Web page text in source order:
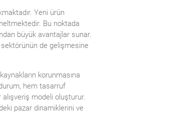
Yeni ürün
Bu noktada
büyük avantajlar sunar.
de gelişmesine
korunmasına
hem tasarruf
modeli oluşturur.
pazar dinamiklerini ve